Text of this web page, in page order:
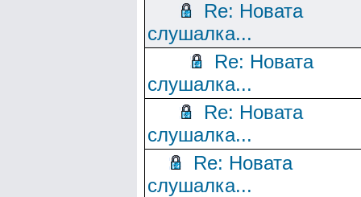
Re: Новата
слушалка...
Re: Новата
слушалка...
Re: Новата
слушалка...
Re: Новата
слушалка...